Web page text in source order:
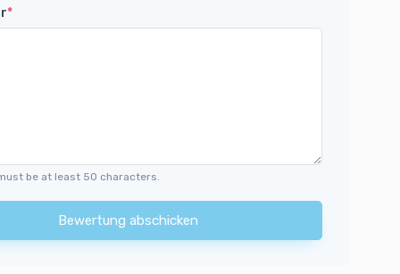
*
be at least 50 characters.
Bewertung abschicken